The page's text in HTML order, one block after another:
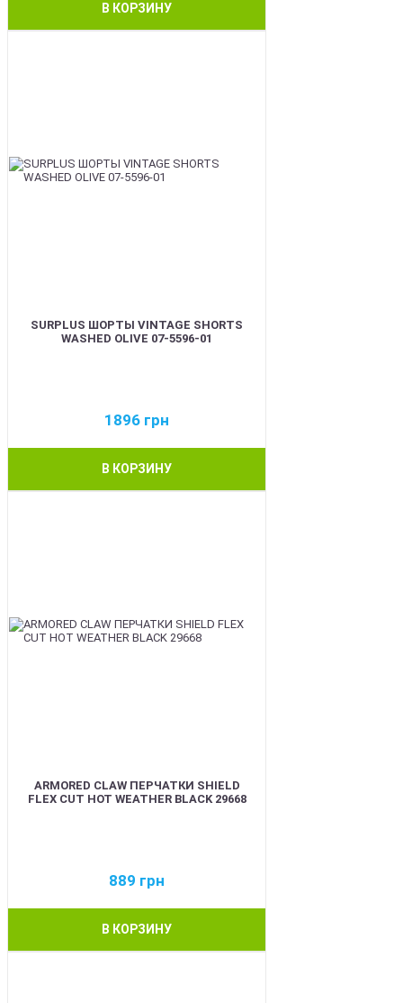
В КОРЗИНУ
SURPLUS ШОРТЫ VINTAGE SHORTS
WASHED OLIVE 07-5596-01
1896 грн
В КОРЗИНУ
ARMORED CLAW ПЕРЧАТКИ SHIELD
FLEX CUT HOT WEATHER BLACK 29668
889 грн
В КОРЗИНУ